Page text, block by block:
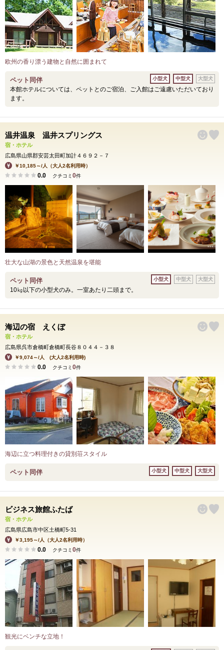
欧州の香り漂う建物と自然に囲まれて
ペット同伴
本館ホテルについては、ペットとのご宿泊、ご入館はご遠慮いただいており
ます。
小型犬 中型犬 大型犬
温井温泉 温井スプリングス
宿・ホテル
広島県山県郡安芸太田町加計４６９２－７
￥10,185～/人（大人2名利用時）
0.0 クチコミ 0件
壮大な山湖の景色と天然温泉を堪能
ペット同伴
10㎏以下の小型犬のみ。一室あたり二頭まで。
小型犬 中型犬 大型犬
海辺の宿 えくぼ
宿・ホテル
広島県呉市倉橋町倉橋町長谷８０４４－３８
￥9,074～/人 (大人2名利用時)
0.0 クチコミ 0件
海辺に立つ料理付きの貸別荘スタイル
ペット同伴 小型犬 中型犬 大型犬
ビジネス旅館ふたば
宿・ホテル
広島県広島市中区土橋町5-31
￥3,195～/人（大人2名利用時）
0.0 クチコミ 0件
観光にベンチな立地！